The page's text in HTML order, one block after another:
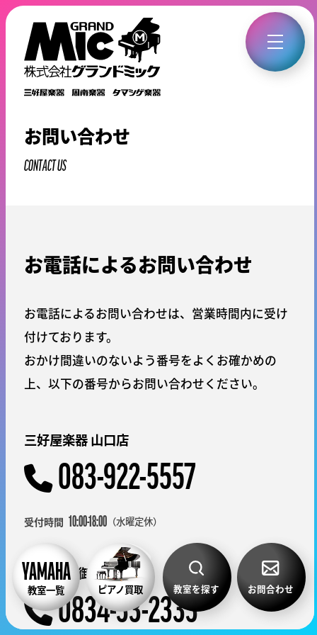
教室を探す お問合わせ
教室一覧 ピアノ買取
お問い合わせ
CONTACT US
お電話によるお問い合わせ
お電話によるお問い合わせは、営業時間内に受け
付けております。
おかけ間違いのないよう番号をよくお確かめの
上、以下の番号からお問い合わせください。
三好屋楽器 山口店
083-922-5557
10:00-18:00（水曜定休）
周南楽器 御弓店
0834-33-2333